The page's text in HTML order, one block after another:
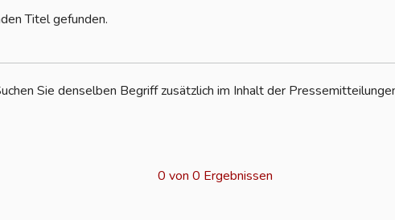
Titel gefunden.
Sie denselben Begriff zusätzlich im Inhalt der
0 von 0 Ergebnissen